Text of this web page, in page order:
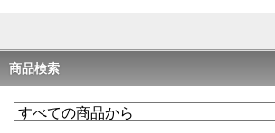
商品検索